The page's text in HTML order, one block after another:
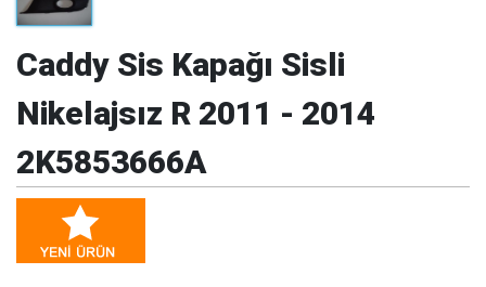
Caddy Sis Kapağı Sisli
Nikelajsız R 2011 - 2014
2K5853666A